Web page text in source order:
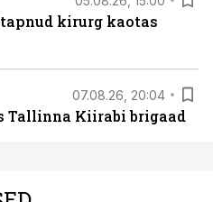
kirurg kaotas
07.08.26, 20:04
Tallinna Kiirabi brigaad